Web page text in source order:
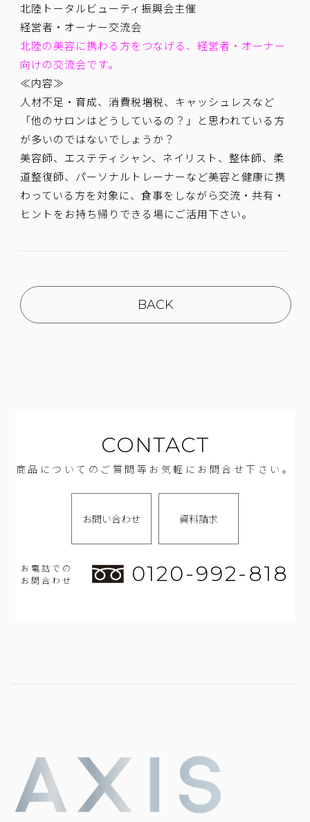
北陸トータルビューティ振興会主催
経営者・オーナー交流会
北陸の美容に携わる方をつなげる、経営者・オーナー
向けの交流会です。
≪内容≫
人材不足・育成、消費税増税、キャッシュレスなど
「他のサロンはどうしているの？」と思われている方
が多いのではないでしょうか？
美容師、エステティシャン、ネイリスト、整体師、柔
道整復師、パーソナルトレーナーなど美容と健康に携
わっている方を対象に、食事をしながら交流・共有・
ヒントをお持ち帰りできる場にご活用下さい。
BACK
CONTACT
商品についてのご質問等お気軽にお問合せ下さい。
お問い合わせ 資料請求
お電話での
お問合わせ
0120-992-818